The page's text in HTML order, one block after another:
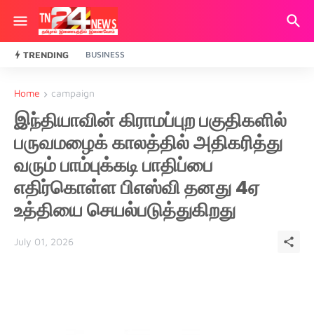
TRENDING BUSINESS
Home campaign
இந்தியாவின் கிராமப்புற பகுதிகளில்
பருவமழைக் காலத்தில் அதிகரித்து
வரும் பாம்புக்கடி பாதிப்பை
எதிர்கொள்ள பிஎஸ்வி தனது 4ஏ
உத்தியை செயல்படுத்துகிறது
July 01, 2026